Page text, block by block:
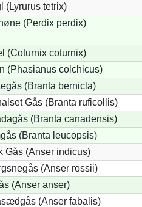
(Lyrurus tetrix)
(Perdix perdix)
(Coturnix coturnix)
(Phasianus colchicus)
(Branta bernicla)
Gås (Branta ruficollis)
(Branta canadensis)
(Branta leucopsis)
Gås (Anser indicus)
(Anser rossii)
(Anser anser)
(Anser fabalis)